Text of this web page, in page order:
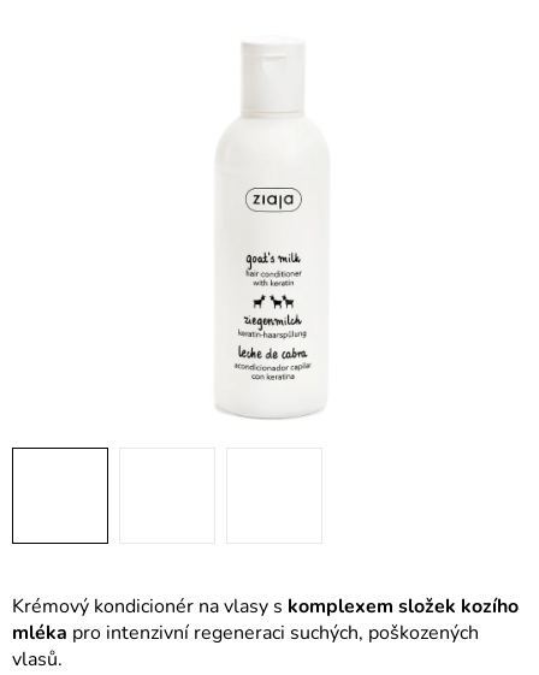
Krémový kondicionér na vlasy s komplexem složek kozího
mléka pro intenzivní regeneraci suchých, poškozených
vlasů.